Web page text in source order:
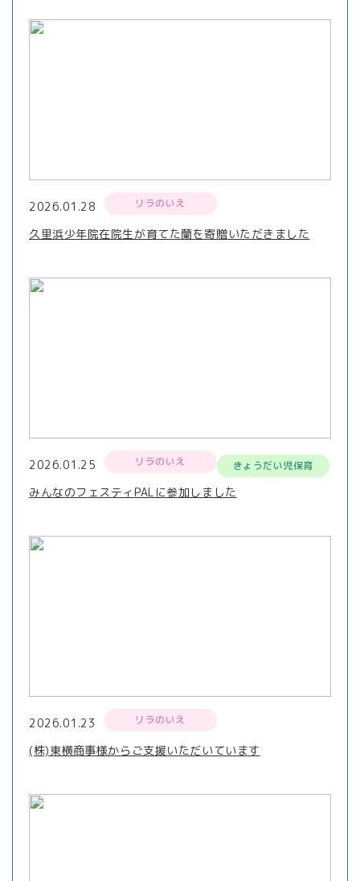
2026.01.28 リラのいえ
久里浜少年院在院生が育てた蘭を寄贈いただきました
2026.01.25 リラのいえ きょうだい児保育
みんなのフェスティPALに参加しました
2026.01.23 リラのいえ
(株)東横商事様からご支援いただいています